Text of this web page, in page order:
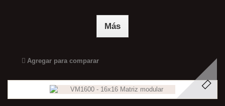
Más
Agregar para comparar